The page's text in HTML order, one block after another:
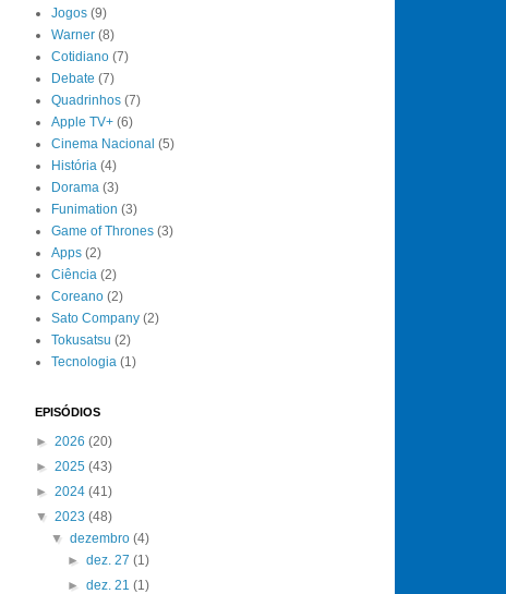
Jogos (9)
Warner (8)
Cotidiano (7)
Debate (7)
Quadrinhos (7)
Apple TV+ (6)
Cinema Nacional (5)
História (4)
Dorama (3)
Funimation (3)
Game of Thrones (3)
Apps (2)
Ciência (2)
Coreano (2)
Sato Company (2)
Tokusatsu (2)
Tecnologia (1)
EPISÓDIOS
► 2026 (20)
► 2025 (43)
► 2024 (41)
▼ 2023 (48)
▼dezembro(4)
► dez. 27 (1)
► dez. 21 (1)